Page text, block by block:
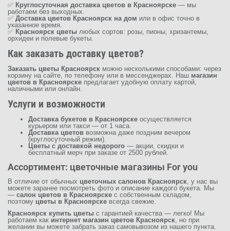
✅ Круглосуточная доставка цветов в Красноярске — мы
работаем без выходных.
✅ Доставка цветов Красноярск на дом или в офис точно в
указанное время.
✅ Красноярск цветы любых сортов: розы, пионы, хризантемы,
орхидеи и полевые букеты.
Как заказать доставку цветов?
Заказать цветы Красноярск можно несколькими способами: через
корзину на сайте, по телефону или в мессенджерах. Наш магазин
цветов в Красноярске предлагает удобную оплату картой,
наличными или онлайн.
Услуги и возможности
Доставка букетов в Красноярске осуществляется
курьером или такси — от 1 часа.
Доставка цветов возможна даже поздним вечером
(круглосуточный режим).
Цветы с доставкой недорого — акции, скидки и
бесплатный мерч при заказе от 2500 рублей.
Ассортимент: цветочные магазины For you
В отличие от обычных цветочных салонов Красноярск , у нас вы
можете заранее посмотреть фото и описание каждого букета. Мы
— салон цветов в Красноярске с собственным складом,
поэтому цветы в Красноярске всегда свежие.
Красноярск купить цветы с гарантией качества — легко! Мы
работаем как интернет магазин цветов Красноярск , но при
желании вы можете забрать заказ самовывозом из нашего пункта.